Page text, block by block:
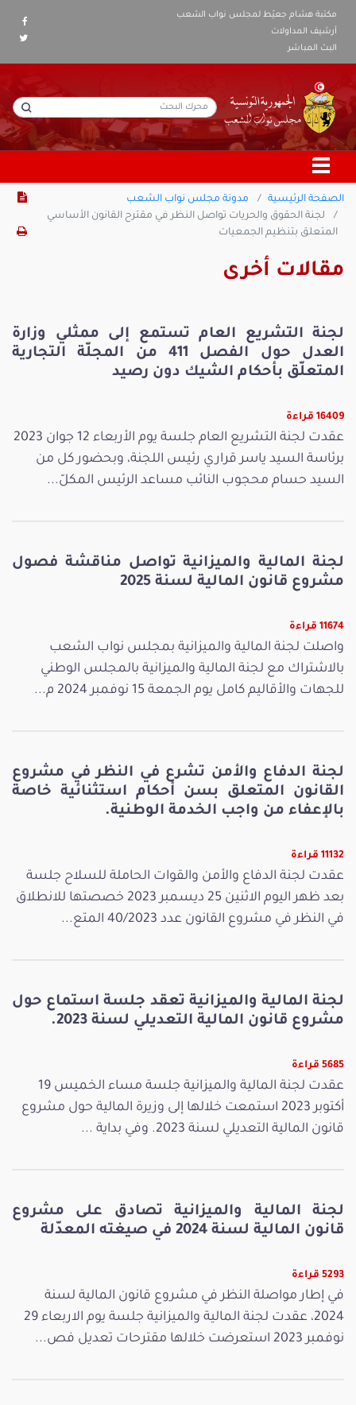
مكتبة هشام جعيّط لمجلس نواب الشعب
أرشيف المداولات
البث المباشر
الصفحة الرئيسية
مدونة مجلس نواب الشعب
لجنة الحقوق والحريات تواصل النظر في مقترح القانون الأساسي
المتعلق بتنظيم الجمعيات
مقالات أخرى
لجنة التشريع العام تستمع إلى ممثلي وزارة
العدل حول الفصل 411 من المجلّة التجارية
المتعلّق بأحكام الشيك دون رصيد
16409 قراءة
عقدت لجنة التشريع العام جلسة يوم الأربعاء 12 جوان 2023
برئاسة السيد ياسر قراري رئيس اللجنة، وبحضور كل من
السيد حسام محجوب النائب مساعد الرئيس المكلّ...
لجنة المالية والميزانية تواصل مناقشة فصول
مشروع قانون المالية لسنة 2025
11674 قراءة
واصلت لجنة المالية والميزانية بمجلس نواب الشعب
بالاشتراك مع لجنة المالية والميزانية بالمجلس الوطني
للجهات والأقاليم كامل يوم الجمعة 15 نوفمبر 2024 م...
لجنة الدفاع والأمن تشرع في النظر في مشروع
القانون المتعلق بسن أحكام استثنائية خاصة
بالإعفاء من واجب الخدمة الوطنية.
11132 قراءة
عقدت لجنة الدفاع والأمن والقوات الحاملة للسلاح جلسة
بعد ظهر اليوم الاثنين 25 ديسمبر 2023 خصصتها للانطلاق
في النظر في مشروع القانون عدد 40/2023 المتع...
لجنة المالية والميزانية تعقد جلسة استماع حول
مشروع قانون المالية التعديلي لسنة 2023.
5685 قراءة
عقدت لجنة المالية والميزانية جلسة مساء الخميس 19
أكتوبر 2023 استمعت خلالها إلى وزيرة المالية حول مشروع
قانون المالية التعديلي لسنة 2023. وفي بداية ...
لجنة المالية والميزانية تصادق على مشروع
قانون المالية لسنة 2024 في صيغته المعدّلة
5293 قراءة
في إطار مواصلة النظر في مشروع قانون المالية لسنة
2024، عقدت لجنة المالية والميزانية جلسة يوم الاربعاء 29
نوفمبر 2023 استعرضت خلالها مقترحات تعديل فص...